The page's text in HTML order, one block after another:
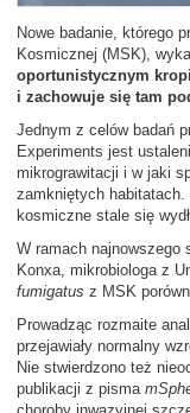
Nowe badanie, którego
Kosmicznej (MSK),
oportunistycznym
i zachowuje się tam
Jednym z celów badań
Experiments jest
mikrograwitacji i w jaki
zamkniętych habitatach.
kosmiczne stale się
W ramach najnowszego
Konxa, mikrobiologa z
fumigatus z MSK
Prowadząc rozmaite
przejawiały normalny
Nie stwierdzono też
publikacji z pisma